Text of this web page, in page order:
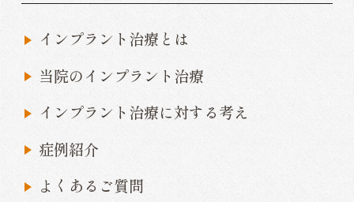
インプラント治療とは
当院のインプラント治療
インプラント治療に対する考え
症例紹介
よくあるご質問